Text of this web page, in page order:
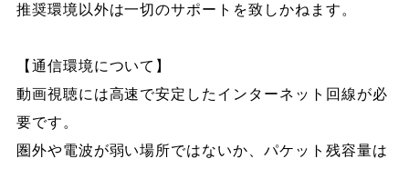
推奨環境以外は一切のサポートを致しかねます。
【通信環境について】
動画視聴には高速で安定したインターネット回線が必
要です。
圏外や電波が弱い場所ではないか、パケット残容量は